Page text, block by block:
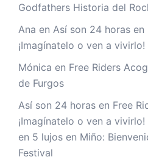
Godfathers Historia del
Ana en Así son 24 horas en
¡Imagínatelo o ven a vivirlo!
Mónica en Free Riders
de Furgos
Así son 24 horas en Free
¡Imagínatelo o ven a
en 5 lujos en Miño:
Festival